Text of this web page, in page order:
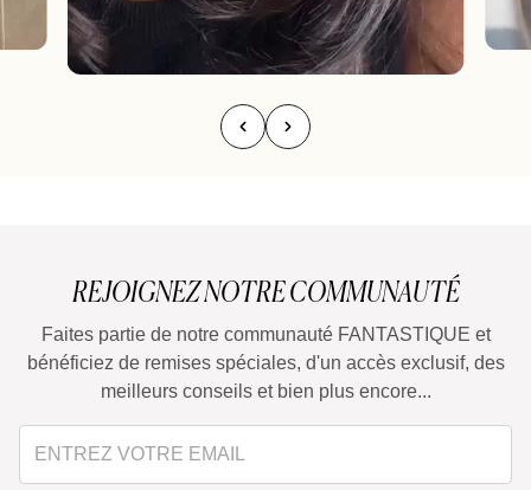
REJOIGNEZ NOTRE COMMUNAUTÉ
Faites partie de notre communauté FANTASTIQUE et
bénéficiez de remises spéciales, d'un accès exclusif, des
meilleurs conseils et bien plus encore...